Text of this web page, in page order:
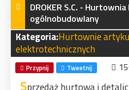
DROKER S.C. -
ogólnobudowlany
Kategoria:Hurtownie
elektrotechnicznych
Przypnij Tweetnij
Sprzedaż hurtowa i